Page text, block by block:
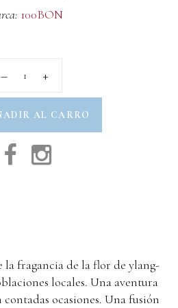
100BON
AL CARRO
la fragancia de la flor de ylang-
locales. Una aventura
ocasiones. Una fusión